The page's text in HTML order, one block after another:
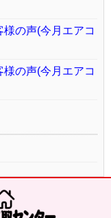
の声(今月エアコ
の声(今月エアコ